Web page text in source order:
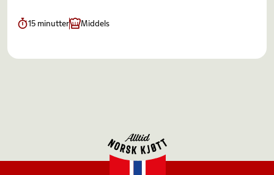
15 minutter Middels